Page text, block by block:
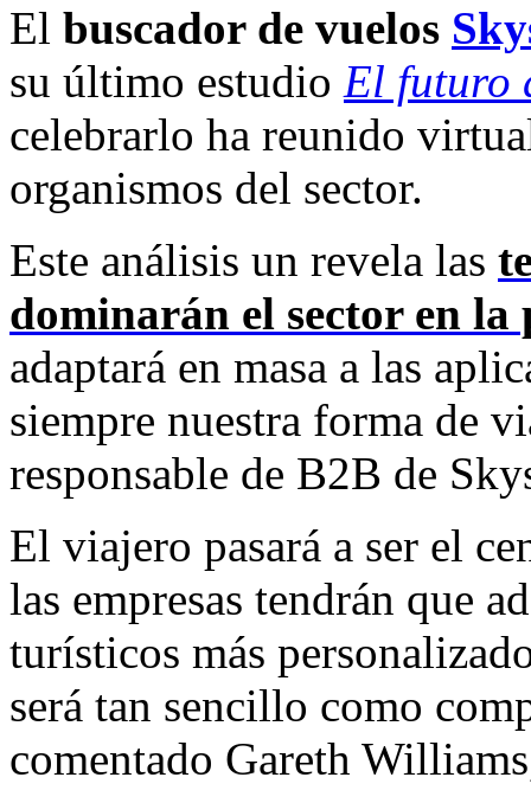
El buscador de vuelos
su último estudio El futuro
celebrarlo ha reunido
organismos del sector.
Este análisis un revela las
dominarán el sector en la
adaptará en masa a las
siempre nuestra forma de
responsable de B2B de
El viajero pasará a ser el
las empresas tendrán que
turísticos más
será tan sencillo como
comentado Gareth